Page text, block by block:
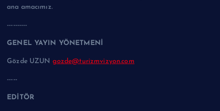
ana amacımız.
----------
GENEL YAYIN YÖNETMENİ
Gözde UZUN gozde@turizmvizyon.com
-----
EDİTÖR